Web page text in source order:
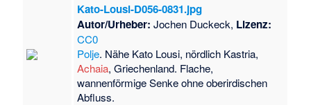
Kato-Lousi-D056-0831.jpg
Autor/Urheber: Jochen Duckeck, Lizenz:
CC0
Polje. Nähe Kato Lousi, nördlich Kastria,
Achaia, Griechenland. Flache,
wannenförmige Senke ohne oberirdischen
Abfluss.